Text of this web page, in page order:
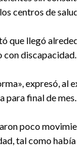
centros de
que llegó
con discapacidad.
expresó, al
para final de mes.
poco
tal como